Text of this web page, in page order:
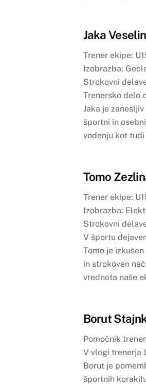
Jaka
Trener ekipe:
Izobrazba:
Strokovni
Trenersko delo
Jaka je
športni in
vodenju kot
Tomo
Trener ekipe:
Izobrazba:
Strokovni
V športu
Tomo je
in strokoven
vrednota naše
Borut
Pomočnik
V vlogi trenerja
Borut je
športnih